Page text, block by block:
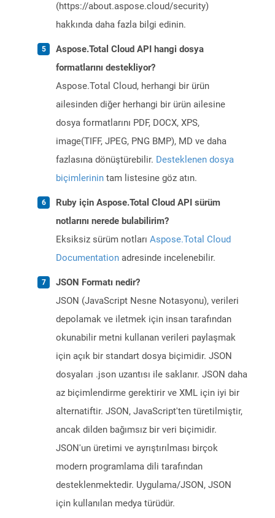
(https://about.aspose.cloud/security)
hakkında daha fazla bilgi edinin.
Aspose.Total Cloud API hangi dosya
formatlarını destekliyor?
Aspose.Total Cloud, herhangi bir ürün
ailesinden diğer herhangi bir ürün ailesine
dosya formatlarını PDF, DOCX, XPS,
image(TIFF, JPEG, PNG BMP), MD ve daha
fazlasına dönüştürebilir. Desteklenen dosya
biçimlerinin tam listesine göz atın.
Ruby için Aspose.Total Cloud API sürüm
notlarını nerede bulabilirim?
Eksiksiz sürüm notları Aspose.Total Cloud
Documentation adresinde incelenebilir.
JSON Formatı nedir?
JSON (JavaScript Nesne Notasyonu), verileri
depolamak ve iletmek için insan tarafından
okunabilir metni kullanan verileri paylaşmak
için açık bir standart dosya biçimidir. JSON
dosyaları .json uzantısı ile saklanır. JSON daha
az biçimlendirme gerektirir ve XML için iyi bir
alternatiftir. JSON, JavaScript'ten türetilmiştir,
ancak dilden bağımsız bir veri biçimidir.
JSON'un üretimi ve ayrıştırılması birçok
modern programlama dili tarafından
desteklenmektedir. Uygulama/JSON, JSON
için kullanılan medya türüdür.